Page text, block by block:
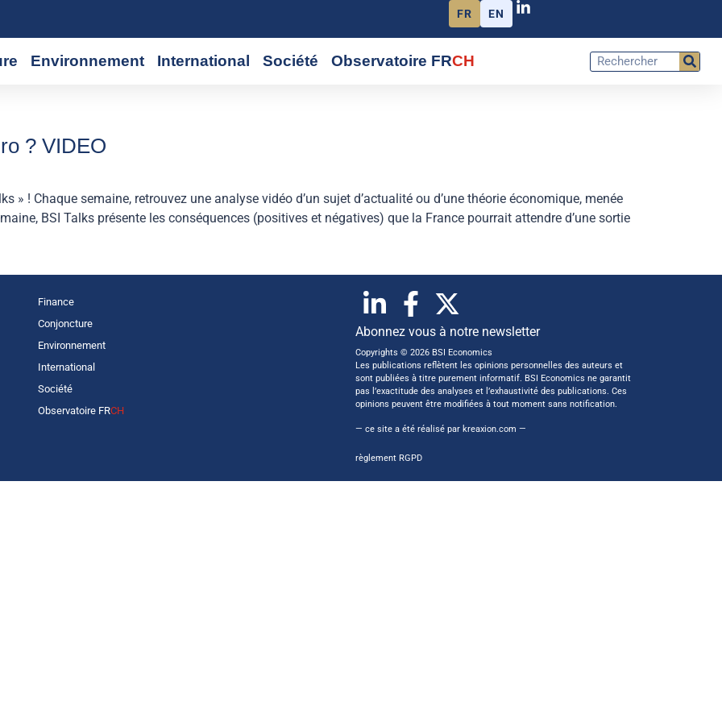
FR EN
Environnement International Société Observatoire FRCH
? VIDEO
» ! Chaque semaine, retrouvez une analyse vidéo d’un sujet d’actualité ou d’une théorie économique, menée
BSI Talks présente les conséquences (positives et négatives) que la France pourrait attendre d’une sortie
Finance
Conjoncture
Environnement
International
Société
Observatoire FRCH
Abonnez vous à notre newsletter
Copyrights © 2026 BSI Economics
Les publications reflètent les opinions personnelles des auteurs et
sont publiées à titre purement informatif. BSI Economics ne garantit
pas l’exactitude des analyses et l’exhaustivité des publications. Ces
opinions peuvent être modifiées à tout moment sans notification.
— ce site a été réalisé par kreaxion.com —
règlement RGPD